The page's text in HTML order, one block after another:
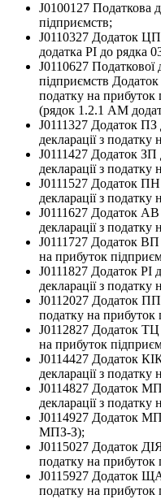
J0100127 Податкова
підприємств;
J0110327 Додаток
додатка РІ до рядка
J0110627 Податкової
підприємств
податку на прибуток
(рядок 1.2.1 АМ
J0111327 Додаток ПЗ
декларації з
J0111427 Додаток ЗП
декларації з
J0111527 Додаток
декларації з
J0111627 Додаток
декларації з
J0111727 Додаток ВП
на прибуток
J0111827 Додаток РІ
декларації з
J0112027 Додаток ПП
податку на прибуток
J0112827 Додаток ТЦ
на прибуток
J0114427 Додаток
декларації з
J0114827 Додаток
декларації з
J0114927 Додаток
МПЗ-З);
J0115027 Додаток
податку на прибуток
J0115927 Додаток
податку на